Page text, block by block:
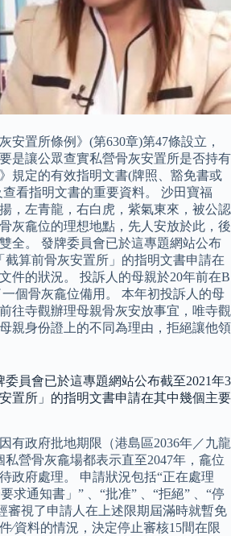
安置所條例》(第630章)第47條設立，
是讓公眾查實私營骨灰安置所是否持有
規定的有效指明文書(牌照、豁免書或
看指明文書的重要資料。 沙田寶福
，左青龍，右白虎，紫氣東來，被公認
灰龕位的理想地點，先人安放於此，後
全。 發牌委員會已於這專題網站公布
截算前骨灰安置所」的指明文書申請在
件的狀況。 投訴人的母親於20年前在B
個骨灰龕位備用。 本年初投訴人的母
往寺觀辦理母親骨灰安放事宜，唯寺觀
親身份證上的不同為理由，拒絕讓他領
員會已於這專題網站公布截至2021年3
置所」的指明文書申請在其中幾個主要
有政府批地期限（港島區2036年／九龍
私營骨灰龕場都表示直至2047年，龕位
政府處理。 申請狀況包括“正在處理
求通知書」” 、“批准” 、“拒絕” 、“停
審視了申請人在上述限期屆滿時就暫免
∕資料的情況，決定停止審核15間在限